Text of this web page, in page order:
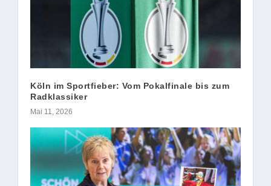
Köln im Sportfieber: Vom Pokalfinale bis zum
Radklassiker
Mai 11, 2026